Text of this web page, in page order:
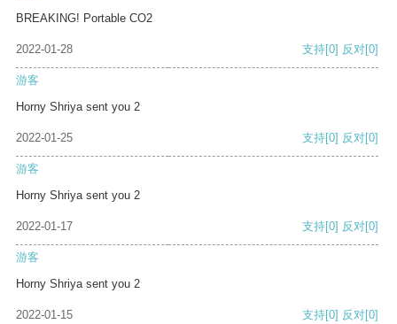
BREAKING! Portable CO2
2022-01-28 支持[0] 反对[0]
游客
Horny Shriya sent you 2
2022-01-25 支持[0] 反对[0]
游客
Horny Shriya sent you 2
2022-01-17 支持[0] 反对[0]
游客
Horny Shriya sent you 2
2022-01-15 支持[0] 反对[0]